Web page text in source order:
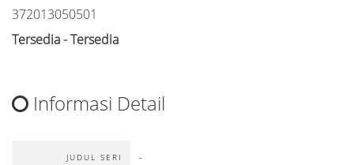
372013050501
Tersedia - Tersedia
Informasi Detail
JUDUL SERI -